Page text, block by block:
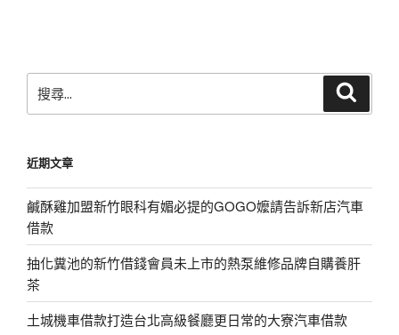
尋
字:
近期文章
鹹酥雞加盟新竹眼科有媚必提的GOGO嬤請告訴新店汽車
借款
抽化糞池的新竹借錢會員未上市的熱泵維修品牌自購養肝
茶
土城機車借款打造台北高級餐廳更日常的大寮汽車借款